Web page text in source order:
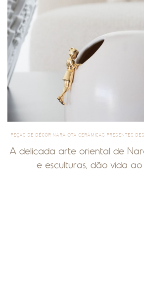
PEÇAS DE DÉCOR NARA OTA CERÂMICAS PRESENTES
A delicada arte oriental de
e esculturas, dão vida